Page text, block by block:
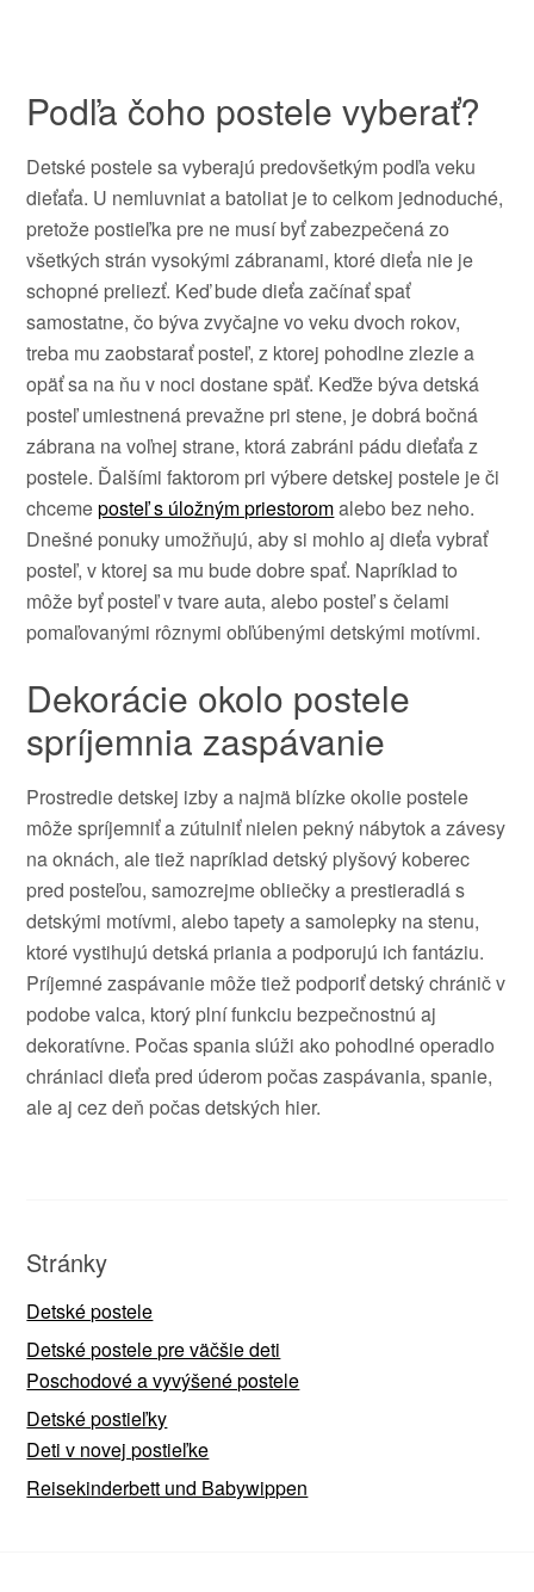
Podľa čoho postele vyberať?
Detské postele sa vyberajú predovšetkým podľa veku
dieťaťa. U nemluvniat a batoliat je to celkom jednoduché,
pretože postieľka pre ne musí byť zabezpečená zo
všetkých strán vysokými zábranami, ktoré dieťa nie je
schopné preliezť. Keď bude dieťa začínať spať
samostatne, čo býva zvyčajne vo veku dvoch rokov,
treba mu zaobstarať posteľ, z ktorej pohodlne zlezie a
opäť sa na ňu v noci dostane späť. Keďže býva detská
posteľ umiestnená prevažne pri stene, je dobrá bočná
zábrana na voľnej strane, ktorá zabráni pádu dieťaťa z
postele. Ďalšími faktorom pri výbere detskej postele je či
chcemeposteľ s úložným priestoromalebo bez neho.
Dnešné ponuky umožňujú, aby si mohlo aj dieťa vybrať
posteľ, v ktorej sa mu bude dobre spať. Napríklad to
môže byť posteľ v tvare auta, alebo posteľ s čelami
pomaľovanými rôznymi obľúbenými detskými motívmi.
Dekorácie okolo postele
spríjemnia zaspávanie
Prostredie detskej izby a najmä blízke okolie postele
môže spríjemniť a zútulniť nielen pekný nábytok a závesy
na oknách, ale tiež napríklad detský plyšový koberec
pred posteľou, samozrejme obliečky a prestieradlá s
detskými motívmi, alebo tapety a samolepky na stenu,
ktoré vystihujú detská priania a podporujú ich fantáziu.
Príjemné zaspávanie môže tiež podporiť detský chránič v
podobe valca, ktorý plní funkciu bezpečnostnú aj
dekoratívne. Počas spania slúži ako pohodlné operadlo
chrániaci dieťa pred úderom počas zaspávania, spanie,
ale aj cez deň počas detských hier.
Stránky
Detské postele
Detské postele pre väčšie deti
Poschodové a vyvýšené postele
Detské postieľky
Deti v novej postieľke
Reisekinderbett und Babywippen